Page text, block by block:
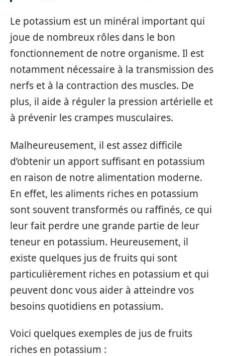
Le potassium est un minéral important qui
joue de nombreux rôles dans le bon
fonctionnement de notre organisme. Il est
notamment nécessaire à la transmission des
nerfs et à la contraction des muscles. De
plus, il aide à réguler la pression artérielle et
à prévenir les crampes musculaires.
Malheureusement, il est assez difficile
d’obtenir un apport suffisant en potassium
en raison de notre alimentation moderne.
En effet, les aliments riches en potassium
sont souvent transformés ou raffinés, ce qui
leur fait perdre une grande partie de leur
teneur en potassium. Heureusement, il
existe quelques jus de fruits qui sont
particulièrement riches en potassium et qui
peuvent donc vous aider à atteindre vos
besoins quotidiens en potassium.
Voici quelques exemples de jus de fruits
riches en potassium :